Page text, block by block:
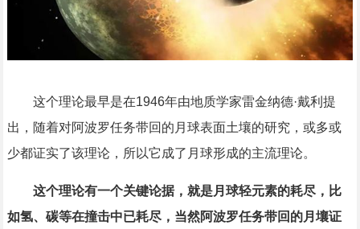
这个理论最早是在1946年由地质学家雷金纳德·戴利提
出，随着对阿波罗任务带回的月球表面土壤的研究，或多或
少都证实了该理论，所以它成了月球形成的主流理论。
这个理论有一个关键论据，就是月球轻元素的耗尽，比
如氢、碳等在撞击中已耗尽，当然阿波罗任务带回的月壤证